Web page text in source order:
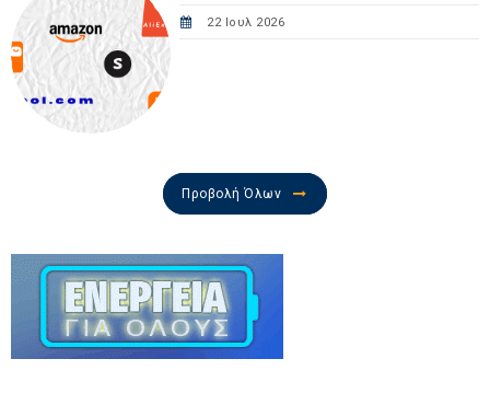
22 Ιουλ 2026
Προβολή Όλων